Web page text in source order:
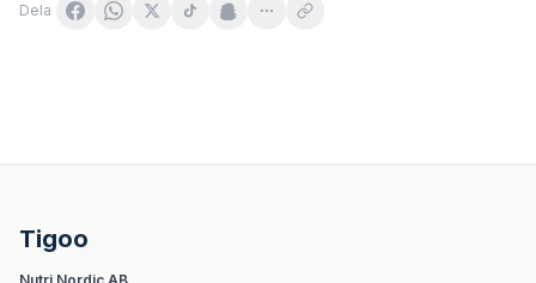
Dela
Yango Kalcium från röda alger 120 kapslar, 100%
Tigoo